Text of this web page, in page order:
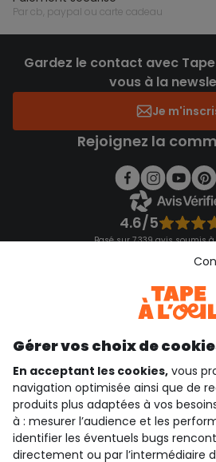
par cb, paypal ou carte cadeau
Gardez le contact avec Tape
vous à la
Je
Rejoignez la
4.6/5
Basé sur 7 339 avis soumis
Consulter les
qui sommes-nous ?
besoin d'aide ?
Gérer vos choix de
En acceptant les cookies, vous
navigation optimisée ainsi que de
produits plus adaptées à vos
à : mesurer l’audience et les
identifier les éventuels bugs
directement ou par l’intermédiaire